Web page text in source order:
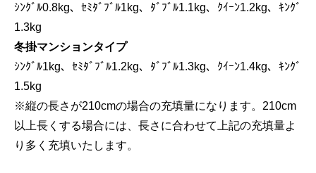
ｼﾝｸﾞﾙ0.8kg、ｾﾐﾀﾞﾌﾞﾙ1kg、ﾀﾞﾌﾞﾙ1.1kg、ｸｲｰﾝ1.2kg、ｷﾝｸﾞ
1.3kg
冬掛マンションタイプ
ｼﾝｸﾞﾙ1kg、ｾﾐﾀﾞﾌﾞﾙ1.2kg、ﾀﾞﾌﾞﾙ1.3kg、ｸｲｰﾝ1.4kg、ｷﾝｸﾞ
1.5kg
※縦の長さが210cmの場合の充填量になります。210cm
以上長くする場合には、長さに合わせて上記の充填量よ
り多く充填いたします。